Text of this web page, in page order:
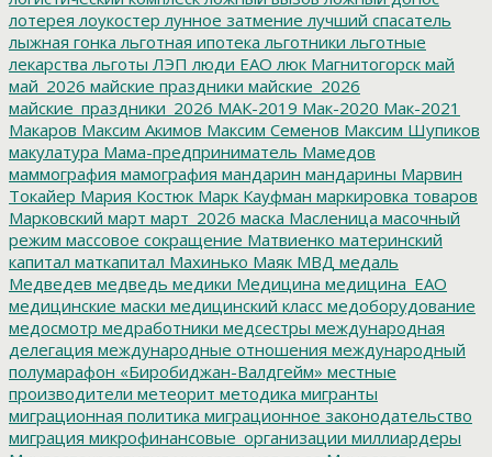
лотерея лоукостер лунное затмение лучший спасатель
лыжная гонка льготная ипотека льготники льготные
лекарства льготы ЛЭП люди ЕАО люк Магнитогорск май
май_2026 майские праздники майские_2026
майские_праздники_2026 МАК-2019 Мак-2020 Мак-2021
Макаров Максим Акимов Максим Семенов Максим Шупиков
макулатура Мама-предприниматель Мамедов
маммография мамография мандарин мандарины Марвин
Токайер Мария Костюк Марк Кауфман маркировка товаров
Марковский март март_2026 маска Масленица масочный
режим массовое сокращение Матвиенко материнский
капитал маткапитал Махинько Маяк МВД медаль
Медведев медведь медики Медицина медицина_ЕАО
медицинские маски медицинский класс медоборудование
медосмотр медработники медсестры международная
делегация международные отношения международный
полумарафон «Биробиджан-Валдгейм» местные
производители метеорит методика мигранты
миграционная политика миграционное законодательство
миграция микрофинансовые_организации миллиардеры